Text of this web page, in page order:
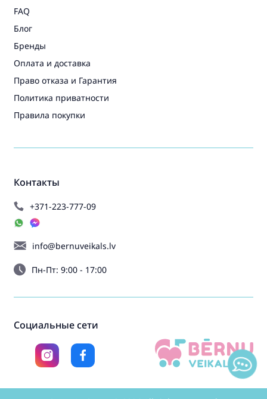
Контакты
+371-223-777-09
info@bernuveikals.lv
Пн-Пт: 9:00 - 17:00
FAQ
Блог
Бренды
Оплата и доставка
Право отказа и Гарантия
Политика приватности
Правила покупки
Социальные сети